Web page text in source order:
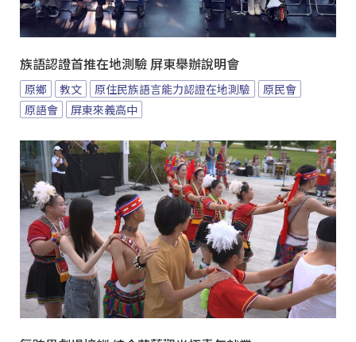
族語認證首推在地測驗 屏東舉辦說明會
原鄉 教文 原住民族語言能力認證在地測驗
原民會
原語會
屏東來義高中